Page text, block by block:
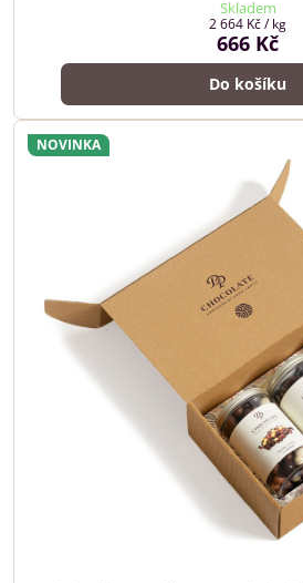
Skladem
666 Kč
2 664 Kč/ kg
Do košíku
NOVINKA